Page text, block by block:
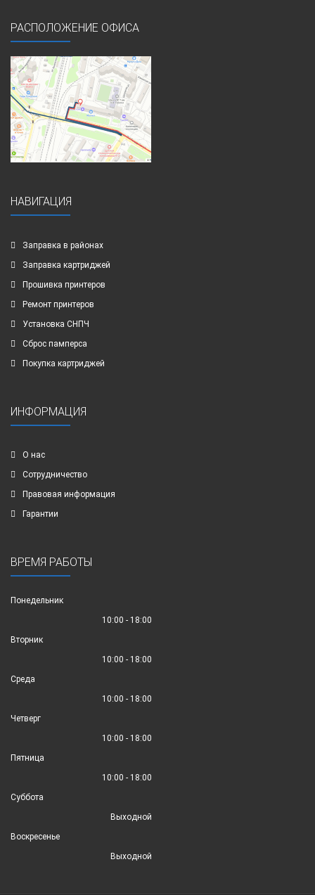
РАСПОЛОЖЕНИЕ ОФИСА
НАВИГАЦИЯ
Заправка в районах
Заправка картриджей
Прошивка принтеров
Ремонт принтеров
Установка СНПЧ
Сброс памперса
Покупка картриджей
ИНФОРМАЦИЯ
О нас
Сотрудничество
Правовая информация
Гарантии
ВРЕМЯ РАБОТЫ
Понедельник
10:00 - 18:00
Вторник
10:00 - 18:00
Среда
10:00 - 18:00
Четверг
10:00 - 18:00
Пятница
10:00 - 18:00
Суббота
Выходной
Воскресенье
Выходной